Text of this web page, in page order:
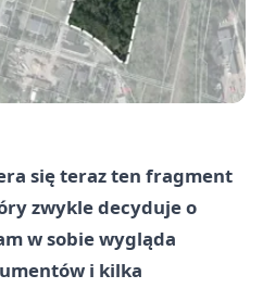
się teraz ten fragment
zwykle decyduje o
w sobie wygląda
i kilka